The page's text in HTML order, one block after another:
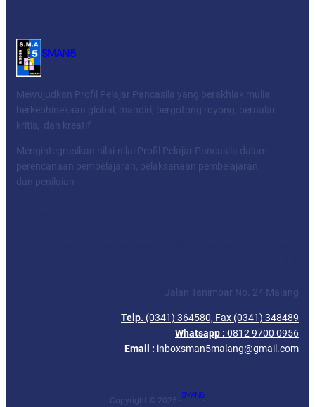
SMAN 5
Mewujudkan Profil Pelajar Pancasila yang berakhlak mulia,
berkebhinekaan global, mandiri, bergotong royong, bernalar
kritis, dan kreatif
Mengintegrasikan nilai-nilai Profil Pelajar Pancasila dalam
perencanaan pembelajaran, pelaksanaan pembelajaran,
dan penilaian
Jalan Tanimbar No. 24 Malang
Telp. (0341) 364580, Fax (0341) 348489
Whatsapp : 0812 9700 0956
Email : inboxsman5malang@gmail.com
Copyright © 2025 ·SMAN 5·